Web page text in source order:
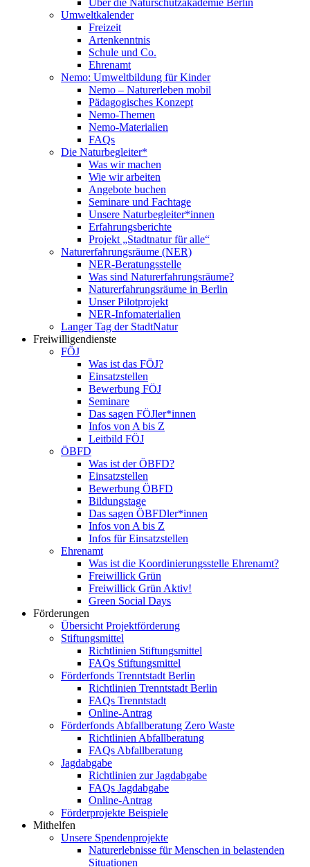
Über die Naturschutzakademie Berlin
Umweltkalender
Freizeit
Artenkenntnis
Schule und Co.
Ehrenamt
Nemo: Umweltbildung für Kinder
Nemo – Naturerleben mobil
Pädagogisches Konzept
Nemo-Themen
Nemo-Materialien
FAQs
Die Naturbegleiter*
Was wir machen
Wie wir arbeiten
Angebote buchen
Seminare und Fachtage
Unsere Naturbegleiter*innen
Erfahrungsberichte
Projekt „Stadtnatur für alle“
Naturerfahrungsräume (NER)
NER-Beratungsstelle
Was sind Naturerfahrungsräume?
Naturerfahrungsräume in Berlin
Unser Pilotprojekt
NER-Infomaterialien
Langer Tag der StadtNatur
Freiwilligendienste
FÖJ
Was ist das FÖJ?
Einsatzstellen
Bewerbung FÖJ
Seminare
Das sagen FÖJler*innen
Infos von A bis Z
Leitbild FÖJ
ÖBFD
Was ist der ÖBFD?
Einsatzstellen
Bewerbung ÖBFD
Bildungstage
Das sagen ÖBFDler*innen
Infos von A bis Z
Infos für Einsatzstellen
Ehrenamt
Was ist die Koordinierungsstelle Ehrenamt?
Freiwillick Grün
Freiwillick Grün Aktiv!
Green Social Days
Förderungen
Übersicht Projektförderung
Stiftungsmittel
Richtlinien Stiftungsmittel
FAQs Stiftungsmittel
Förderfonds Trenntstadt Berlin
Richtlinien Trenntstadt Berlin
FAQs Trenntstadt
Online-Antrag
Förderfonds Abfallberatung Zero Waste
Richtlinien Abfallberatung
FAQs Abfallberatung
Jagdabgabe
Richtlinien zur Jagdabgabe
FAQs Jagdabgabe
Online-Antrag
Förderprojekte Beispiele
Mithelfen
Unsere Spendenprojekte
Naturerlebnisse für Menschen in belastenden
Situationen